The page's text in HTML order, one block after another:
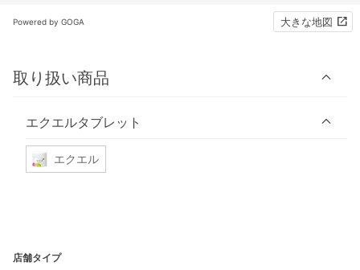
Powered by GOGA 大きな地図
取り扱い商品
エクエルタブレット
エクエル
店舗タイプ